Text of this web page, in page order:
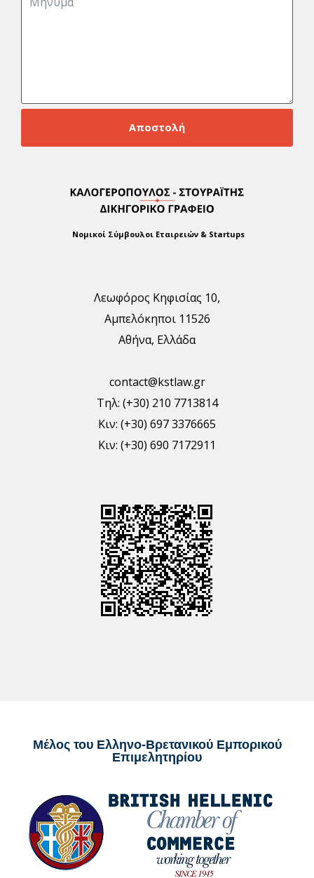
Νομικοί Σύμβουλοι Εταιρειών & Startups
Λεωφόρος Κηφισίας 10,
Αμπελόκηποι 11526
Αθήνα, Ελλάδα
contact@kstlaw.gr
Τηλ: (+30) 210 7713814
Κιν: (+30) 697 3376665
Κιν: (+30) 690 7172911
Αποστολή
Μέλος του Ελληνο-Βρετανικού Εμπορικού
Επιμελητηρίου